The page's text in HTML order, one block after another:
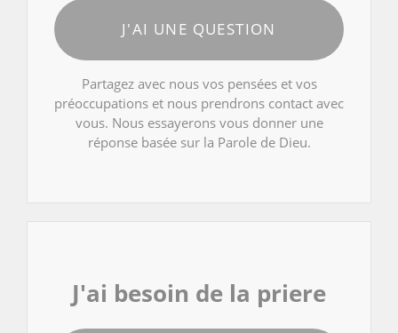
J'AI UNE QUESTION
Partagez avec nous vos pensées et vos
préoccupations et nous prendrons contact avec
vous. Nous essayerons vous donner une
réponse basée sur la Parole de Dieu.
J'ai besoin de la priere